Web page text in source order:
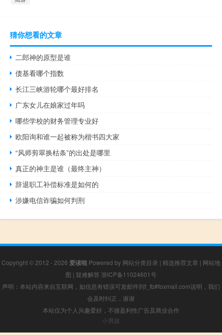
猜你想看的文章
二郎神的原型是谁
债基看哪个指数
长江三峡游轮哪个最好排名
广东女儿在娘家过年吗
哪些学校的财务管理专业好
欧阳询和谁一起被称为楷书四大家
“风师剪翠换枯条”的出处是哪里
真正的神主是谁（最终主神）
辞退职工补偿标准是如何的
涉嫌电信诈骗如何判刑
Copyright © 2012 - 2026 爱读啦 Powered by 网站分类目录 | 精选推荐文章 | 网站地
图 | 疑难解答 浙ICP备11024601号
声明：本站内容来自互联网，如信息有错误可发邮件到f_fb#foxmail.com说明，我们
会及时纠正，谢谢
本站仅为个人兴趣爱好，不接盈利性广告及商业合作
小男孩